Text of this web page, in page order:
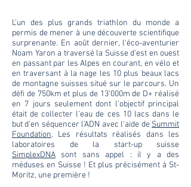
L‘un des plus grands triathlon du monde a
permis de mener à une découverte scientifique
surprenante. En août dernier, l‘éco-aventurier
Noam Yaron a traversé la Suisse d'est en ouest
en passant par les Alpes en courant, en vélo et
en traversant à la nage les 10 plus beaux lacs
de montagne suisses situé sur le parcours. Un
défi de 750km et plus de 13’000m de D+ réalisé
en 7 jours seulement dont l’objectif principal
était de collecter l’eau de ces 10 lacs dans le
but d’en séquencer l’ADN avec l'aide de Summit
Foundation. Les résultats réalisés dans les
laboratoires de la start-up suisse
SimplexDNA sont sans appel : il y a des
méduses en Suisse ! Et plus précisément à St-
Moritz, une première !